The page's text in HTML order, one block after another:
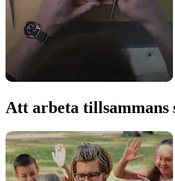
Att arbeta tillsammans